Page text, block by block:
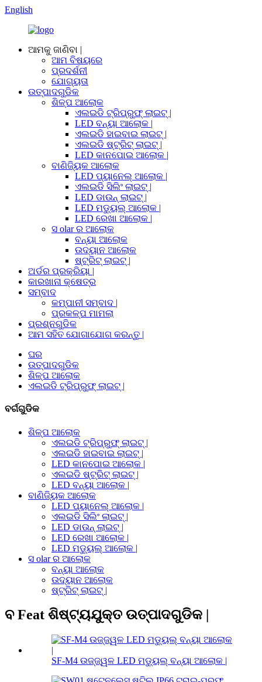
English
ଆମକୁ ଜାଣିବା |
ଆମ ବିଷୟରେ
ପ୍ରଦର୍ଶନୀ
ଯୋଗ୍ୟତା
ଉତ୍ପାଦଗୁଡିକ
ଶିଳ୍ପ ଆଲୋକ
ଏଲଇଡି ଟ୍ରିପ୍ରୁଫ୍ ଲାଇଟ୍ |
LED ବନ୍ୟା ଆଲୋକ |
ଏଲଇଡି ହାଇବାଇ ଲାଇଟ୍ |
ଏଲଇଡି ଷ୍ଟ୍ରିଟ୍ ଲାଇଟ୍ |
LED କାନପୋଇ ଆଲୋକ |
ବାଣିଜ୍ୟିକ ଆଲୋକ
LED ପ୍ୟାନେଲ୍ ଆଲୋକ |
ଏଲଇଡି ସିଲିଂ ଲାଇଟ୍ |
LED ଡାଉନ୍ ଲାଇଟ୍ |
LED ମଡ୍ୟୁଲ୍ ଆଲୋକ |
LED ରେଖା ଆଲୋକ |
ସ olar ର ଆଲୋକ
ବନ୍ୟା ଆଲୋକ
ଉଦ୍ୟାନ ଆଲୋକ
ଷ୍ଟ୍ରିଟ୍ ଲାଇଟ୍ |
ଅର୍ଡର ପ୍ରକ୍ରିୟା |
କାରଖାନା କ୍ଷେତ୍ର
ସମ୍ବାଦ
କମ୍ପାନୀ ସମ୍ବାଦ |
ପ୍ରକଳ୍ପ ମାମଲା
ପ୍ରଶ୍ନଗୁଡିକ
ଆମ ସହିତ ଯୋଗାଯୋଗ କରନ୍ତୁ |
ଘର
ଉତ୍ପାଦଗୁଡିକ
ଶିଳ୍ପ ଆଲୋକ
ଏଲଇଡି ଟ୍ରିପ୍ରୁଫ୍ ଲାଇଟ୍ |
ବର୍ଗଗୁଡିକ
ଶିଳ୍ପ ଆଲୋକ
ଏଲଇଡି ଟ୍ରିପ୍ରୁଫ୍ ଲାଇଟ୍ |
ଏଲଇଡି ହାଇବାଇ ଲାଇଟ୍ |
LED କାନପୋଇ ଆଲୋକ |
ଏଲଇଡି ଷ୍ଟ୍ରିଟ୍ ଲାଇଟ୍ |
LED ବନ୍ୟା ଆଲୋକ |
ବାଣିଜ୍ୟିକ ଆଲୋକ
LED ପ୍ୟାନେଲ୍ ଆଲୋକ |
ଏଲଇଡି ସିଲିଂ ଲାଇଟ୍ |
LED ଡାଉନ୍ ଲାଇଟ୍ |
LED ରେଖା ଆଲୋକ |
LED ମଡ୍ୟୁଲ୍ ଆଲୋକ |
ସ olar ର ଆଲୋକ
ବନ୍ୟା ଆଲୋକ
ଉଦ୍ୟାନ ଆଲୋକ
ଷ୍ଟ୍ରିଟ୍ ଲାଇଟ୍ |
ବ Feat ଶିଷ୍ଟ୍ୟଯୁକ୍ତ ଉତ୍ପାଦଗୁଡିକ |
SF-M4 ଉଜ୍ଜ୍ୱଳ LED ମଡ୍ୟୁଲ୍ ବନ୍ୟା ଆଲୋକ |